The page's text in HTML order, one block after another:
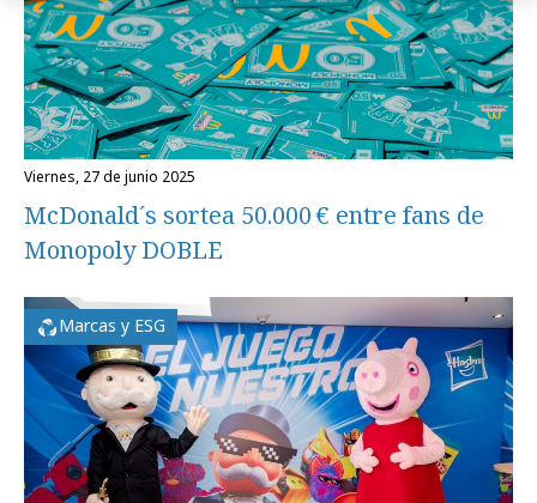
viernes, 27 de junio 2025
McDonald´s sortea 50.000 € entre fans de
Monopoly DOBLE
Marcas y ESG